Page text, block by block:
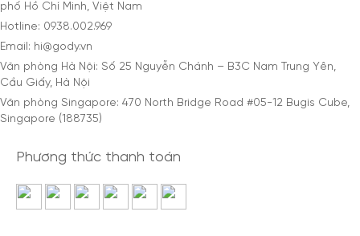
phố Hồ Chí Minh, Việt Nam
Hotline: 0938.002.969
Email: hi@gody.vn
Văn phòng Hà Nội: Số 25 Nguyễn Chánh – B3C Nam Trung Yên,
Cầu Giấy, Hà Nội
Văn phòng Singapore: 470 North Bridge Road #05-12 Bugis Cube,
Singapore (188735)
Phương thức thanh toán